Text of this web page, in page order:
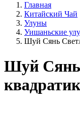
Главная
Китайский Чай
Улуны
Уишаньские
Шуй Сянь
Шуй